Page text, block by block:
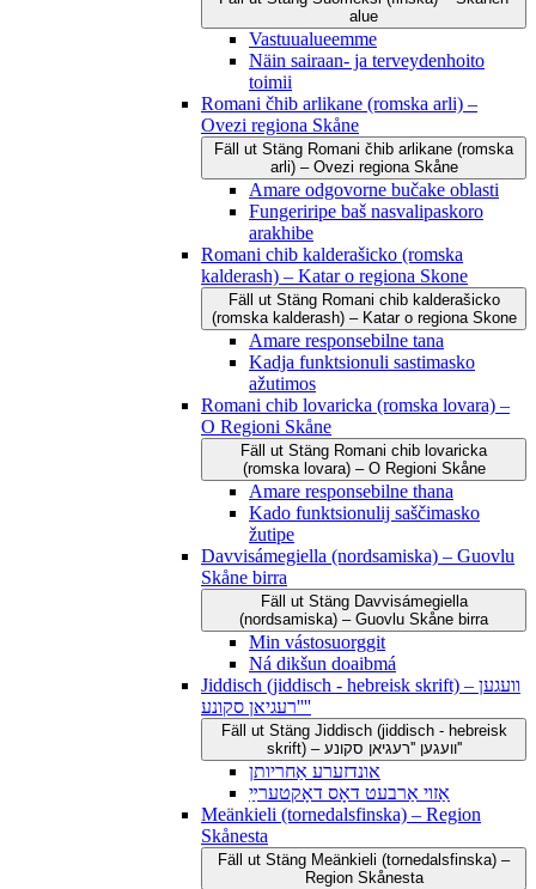
alue
Vastuualueemme
Näin sairaan- ja terveydenhoito
toimii
Romani čhib arlikane (romska arli) –
Ovezi regiona Skåne
Fäll ut Stäng Romani čhib arlikane (romska
arli) – Ovezi regiona Skåne
Amare odgovorne bučake oblasti
Fungeriripe baš nasvalipaskoro
arakhibe
Romani chib kalderašicko (romska
kalderash) – Katar o regiona Skone
Fäll ut Stäng Romani chib kalderašicko
(romska kalderash) – Katar o regiona Skone
Amare responsebilne tana
Kadja funktsionuli sastimasko
ažutimos
Romani chib lovaricka (romska lovara) –
O Regioni Skåne
Fäll ut Stäng Romani chib lovaricka
(romska lovara) – O Regioni Skåne
Amare responsebilne thana
Kado funktsionulij saščimasko
žutipe
Davvisámegiella (nordsamiska) – Guovlu
Skåne birra
Fäll ut Stäng Davvisámegiella
(nordsamiska) – Guovlu Skåne birra
Min vástosuorggit
Ná dikšun doaibmá
Jiddisch (jiddisch - hebreisk skrift) – וועגען
''רעגיאן סקונע''
Fäll ut Stäng Jiddisch (jiddisch - hebreisk
skrift) – וועגען ''רעגיאן סקונע''
אונדזערע אַחריותן
אַזוי אַרבעט דאָס דאָקטערײַ
Meänkieli (tornedalsfinska) – Region
Skånesta
Fäll ut Stäng Meänkieli (tornedalsfinska) –
Region Skånesta